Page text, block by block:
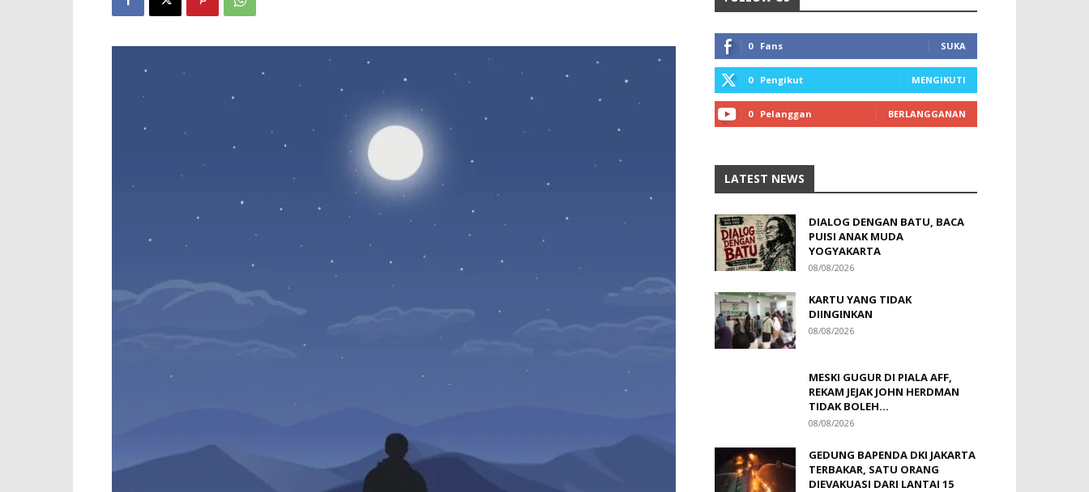
0 Fans SUKA
0 Pengikut MENGIKUTI
0 Pelanggan BERLANGGANAN
LATEST NEWS
DIALOG DENGAN BATU, BACA
PUISI ANAK MUDA
YOGYAKARTA
08/08/2026
KARTU YANG TIDAK
DIINGINKAN
08/08/2026
MESKI GUGUR DI PIALA AFF,
REKAM JEJAK JOHN HERDMAN
TIDAK BOLEH...
08/08/2026
GEDUNG BAPENDA DKI JAKARTA
TERBAKAR, SATU ORANG
DIEVAKUASI DARI LANTAI 15